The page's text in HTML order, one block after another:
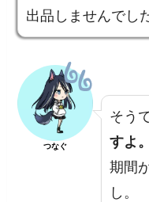
出品しませんでし
つなぐ
そう
すよ
期間
し。